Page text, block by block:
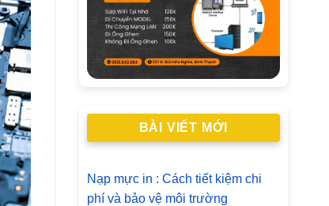
BÀI VIẾT MỚI
Nạp mực in : Cách tiết kiệm chi
phí và bảo vệ môi trường